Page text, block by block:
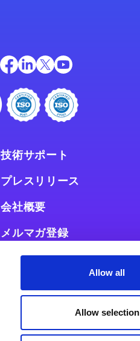
Allow all
Allow selection
技術サポート
プレスリリース
会社概要
メルマガ登録